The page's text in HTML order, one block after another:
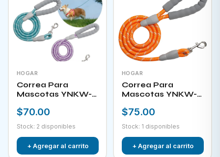
HOGAR
Correa Para
Mascotas YNKW-
$70.00
Stock: 2 disponibles
+ Agregar al carrito
HOGAR
Correa Para
Mascotas YNKW-
$75.00
Stock: 1 disponibles
+ Agregar al carrito